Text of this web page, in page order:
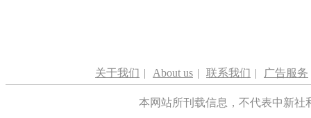
关于我们 | About us | 联系我们 | 广告服务
本网站所刊载信息，不代表中新